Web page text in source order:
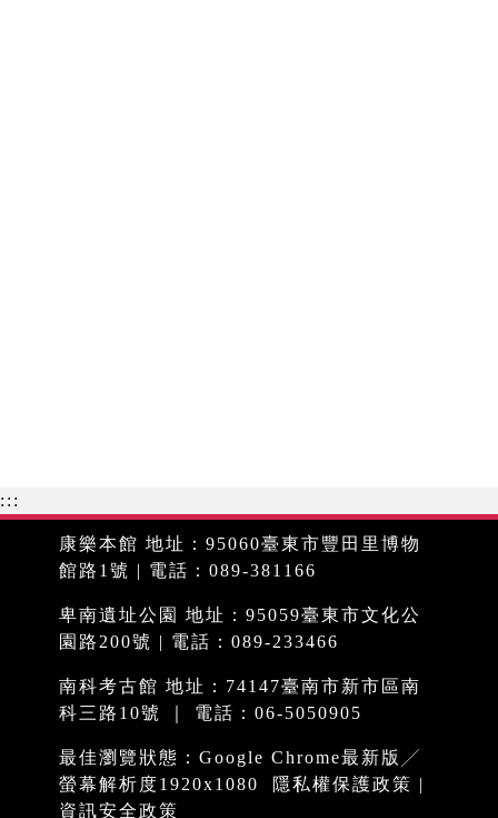
:::
康樂本館 地址：95060臺東市豐田里博物
館路1號 | 電話：089-381166
卑南遺址公園 地址：95059臺東市文化公
園路200號 | 電話：089-233466
南科考古館 地址：74147臺南市新市區南
科三路10號 ｜ 電話：06-5050905
最佳瀏覽狀態：Google Chrome最新版╱
螢幕解析度1920x1080
隱私權保護政策 |
資訊安全政策